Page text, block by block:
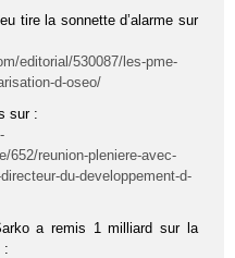
tire la sonnette d’alarme sur
editorial/530087/les-pme-
d-oseo/
sur :
652/reunion-pleniere-avec-
du-developpement-d-
a remis 1 milliard sur la
: